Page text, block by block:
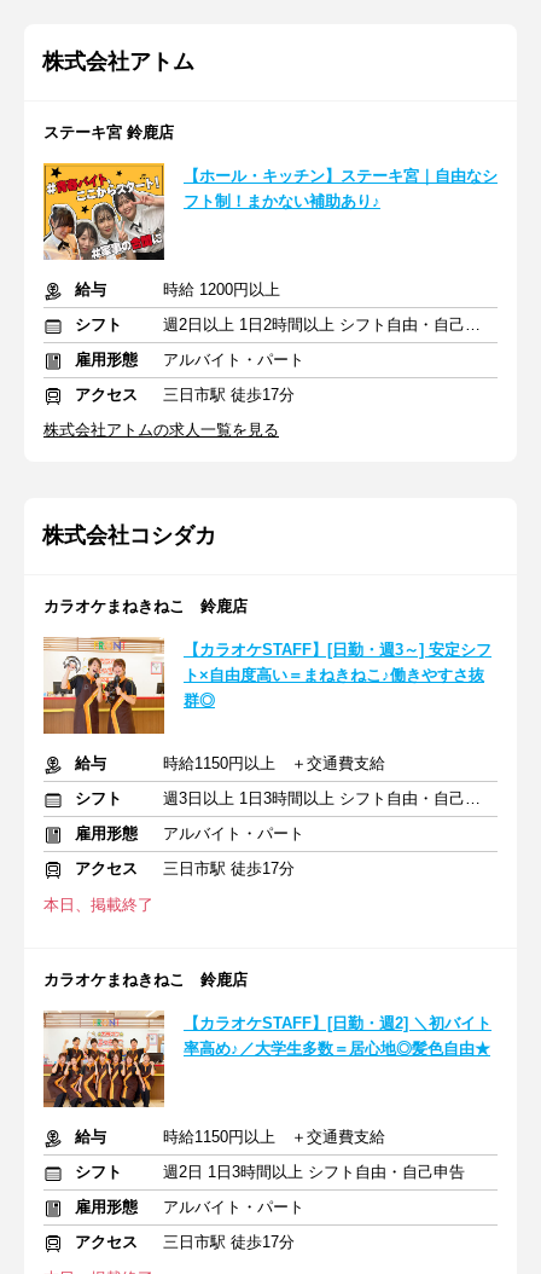
株式会社アトム
ステーキ宮 鈴鹿店
【ホール・キッチン】ステーキ宮｜自由なシ
フト制！まかない補助あり♪
給与
時給 1200円以上
シフト
週2日以上 1日2時間以上 シフト自由・自己申告
雇用形態
アルバイト・パート
アクセス
三日市駅 徒歩17分
株式会社アトムの求人一覧を見る
株式会社コシダカ
カラオケまねきねこ 鈴鹿店
【カラオケSTAFF】[日勤・週3～] 安定シフ
ト×自由度高い＝まねきねこ♪働きやすさ抜
群◎
給与
時給1150円以上 ＋交通費支給
シフト
週3日以上 1日3時間以上 シフト自由・自己申告
雇用形態
アルバイト・パート
アクセス
三日市駅 徒歩17分
本日、掲載終了
カラオケまねきねこ 鈴鹿店
【カラオケSTAFF】[日勤・週2] ＼初バイト
率高め♪／大学生多数＝居心地◎髪色自由★
給与
時給1150円以上 ＋交通費支給
シフト
週2日 1日3時間以上 シフト自由・自己申告
雇用形態
アルバイト・パート
アクセス
三日市駅 徒歩17分